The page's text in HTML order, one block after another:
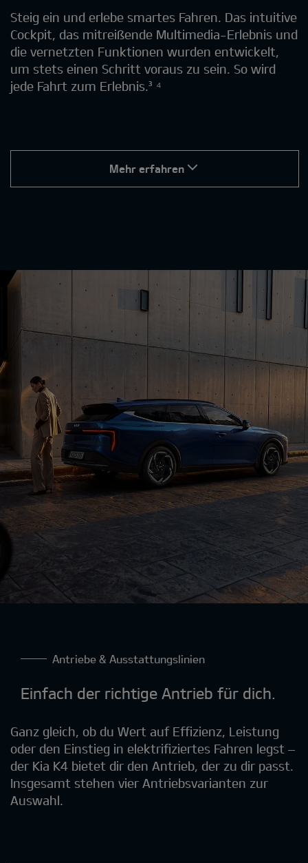
Steig ein und erlebe smartes Fahren. Das intuitive
Cockpit, das mitreißende Multimedia-Erlebnis und
die vernetzten Funktionen wurden entwickelt,
um stets einen Schritt voraus zu sein. So wird
jede Fahrt zum Erlebnis.³ ⁴
Mehr erfahren
Antriebe & Ausstattungslinien
Einfach der richtige Antrieb für dich.
Ganz gleich, ob du Wert auf Effizienz, Leistung
oder den Einstieg in elektrifiziertes Fahren legst –
der Kia K4 bietet dir den Antrieb, der zu dir passt.
Insgesamt stehen vier Antriebsvarianten zur
Auswahl.